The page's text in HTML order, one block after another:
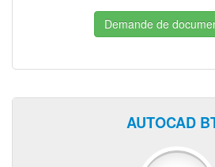
Demande de
AUTOCAD